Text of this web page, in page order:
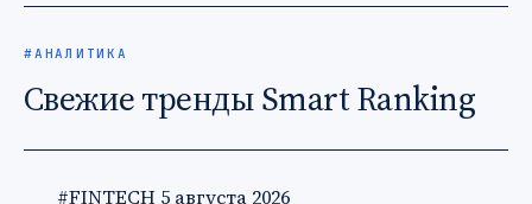
#АНАЛИТИКА
Свежие тренды Smart Ranking
#FINTECH 5 августа 2026